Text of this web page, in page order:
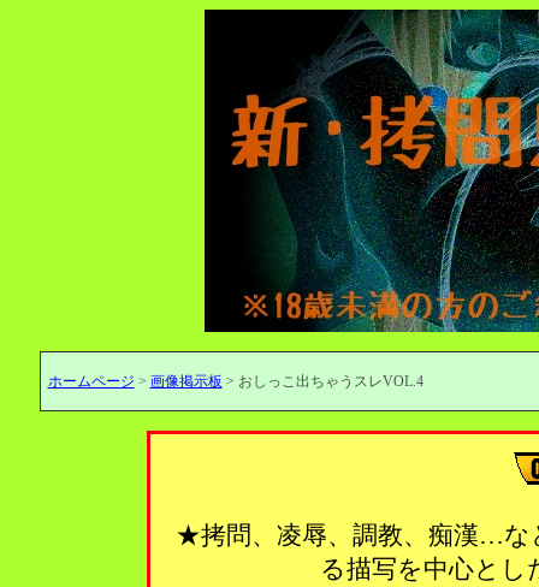
ホームページ > 画像掲示板 > おしっこ出ちゃうスレVOL.4
★拷問、凌辱、調教、痴漢…な
る描写を中心とし